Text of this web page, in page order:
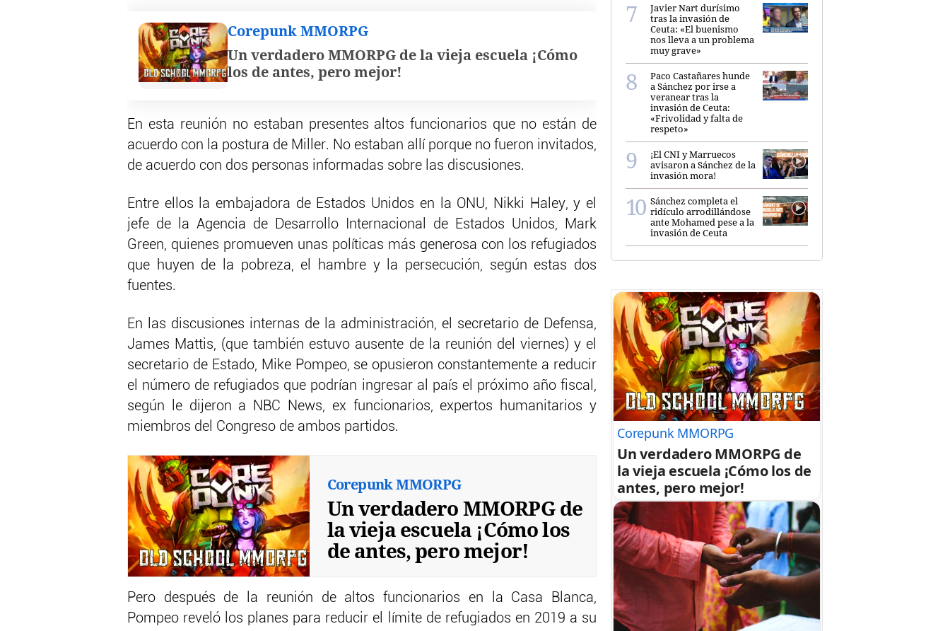
Corepunk MMORPG
Un verdadero MMORPG de la vieja escuela ¡Cómo
los de antes, pero mejor!
En esta reunión no estaban presentes altos funcionarios que no están de
acuerdo con la postura de Miller. No estaban allí porque no fueron invitados,
de acuerdo con dos personas informadas sobre las discusiones.
Entre ellos la embajadora de Estados Unidos en la ONU, Nikki Haley, y el
jefe de la Agencia de Desarrollo Internacional de Estados Unidos, Mark
Green, quienes promueven unas políticas más generosa con los refugiados
que huyen de la pobreza, el hambre y la persecución, según estas dos
fuentes.
En las discusiones internas de la administración, el secretario de Defensa,
James Mattis, (que también estuvo ausente de la reunión del viernes) y el
secretario de Estado, Mike Pompeo, se opusieron constantemente a reducir
el número de refugiados que podrían ingresar al país el próximo año fiscal,
según le dijeron a NBC News, ex funcionarios, expertos humanitarios y
miembros del Congreso de ambos partidos.
Corepunk MMORPG
Un verdadero MMORPG de
la vieja escuela ¡Cómo los
de antes, pero mejor!
Pero después de la reunión de altos funcionarios en la Casa Blanca,
Pompeo reveló los planes para reducir el límite de refugiados en 2019 a su
Javier Nart durísimo
tras la invasión de
Ceuta: «El buenismo
nos lleva a un problema
muy grave»
Paco Castañares hunde
a Sánchez por irse a
veranear tras la
invasión de Ceuta:
«Frivolidad y falta de
respeto»
¡El CNI y Marruecos
avisaron a Sánchez de la
invasión mora!
Sánchez completa el
ridículo arrodillándose
ante Mohamed pese a la
invasión de Ceuta
Corepunk MMORPG
Un verdadero MMORPG de
la vieja escuela ¡Cómo los de
antes, pero mejor!